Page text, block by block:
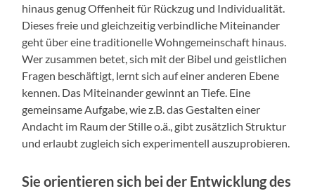
hinaus genug Offenheit für Rückzug und Individualität.
Dieses freie und gleichzeitig verbindliche Miteinander
geht über eine traditionelle Wohngemeinschaft hinaus.
Wer zusammen betet, sich mit der Bibel und geistlichen
Fragen beschäftigt, lernt sich auf einer anderen Ebene
kennen. Das Miteinander gewinnt an Tiefe. Eine
gemeinsame Aufgabe, wie z.B. das Gestalten einer
Andacht im Raum der Stille o.ä., gibt zusätzlich Struktur
und erlaubt zugleich sich experimentell auszuprobieren.
Sie orientieren sich bei der Entwicklung des